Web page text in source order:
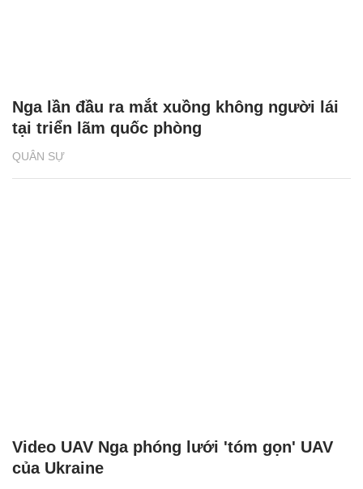
QUÂN SỰ
Nga lần đầu ra mắt xuồng không người lái
tại triển lãm quốc phòng
Video UAV Nga phóng lưới 'tóm gọn' UAV
của Ukraine